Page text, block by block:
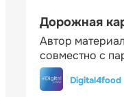
Дорожная
Автор
совместно с
Digital4food